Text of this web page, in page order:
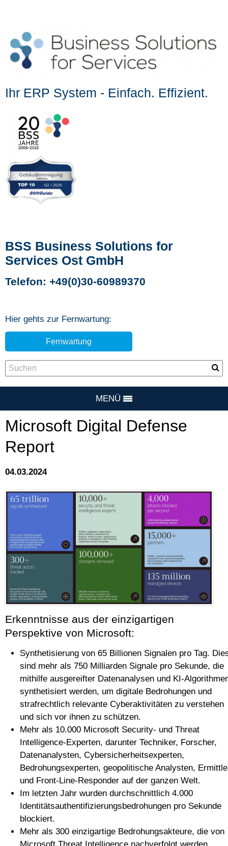
Ihr ERP System - Einfach. Effizient.
BSS Business Solutions for
Services Ost GmbH
Telefon: +49(0)30-60989370
Hier gehts zur Fernwartung:
Fernwartung
MENÜ
Microsoft Digital Defense
Report
04.03.2024
Erkenntnisse aus der einzigartigen
Perspektive von Microsoft:
Synthetisierung von 65 Billionen Signalen pro Tag.
sind mehr als 750 Milliarden Signale pro Sekunde, die
mithilfe ausgereifter Datenanalysen und KI-
synthetisiert werden, um digitale Bedrohungen und
strafrechtlich relevante Cyberaktivitäten zu verstehen
und sich vor ihnen zu schützen.
Mehr als 10.000 Microsoft Security- und Threat
Intelligence-Experten, darunter Techniker, Forscher,
Datenanalysten, Cybersicherheitsexperten,
Bedrohungsexperten, geopolitische Analysten,
und Front-Line-Responder auf der ganzen Welt.
Im letzten Jahr wurden durchschnittlich 4.000
Identitätsauthentifizierungsbedrohungen pro Sekunde
blockiert.
Mehr als 300 einzigartige Bedrohungsakteure, die von